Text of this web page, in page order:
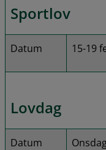
Sportlov
Datum 15-19
Lovdag
Datum